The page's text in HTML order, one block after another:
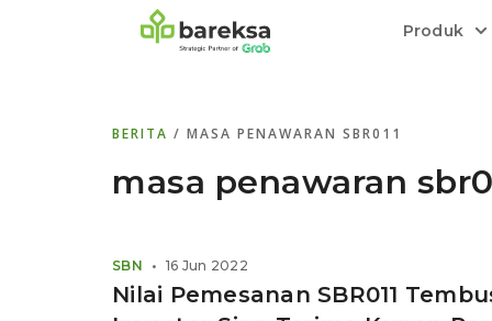
Produk
Transaksi cepat,all in one di halaman
relatif stabil.
Menyediakan layanan manajemen
Informasi terkini dan tepercaya terkait
Kenali rekam jejak dan
BERITA / MASA PENAWARAN SBR011
masa penawaran
Nilai Pemesanan SBR011
SBN • 16 Jun 2022